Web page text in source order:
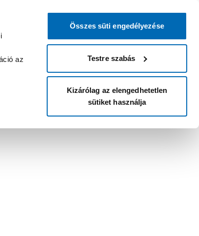
az
Összes süti engedélyezése
Testre szabás
Kizárólag az elengedhetetlen
sütiket használja